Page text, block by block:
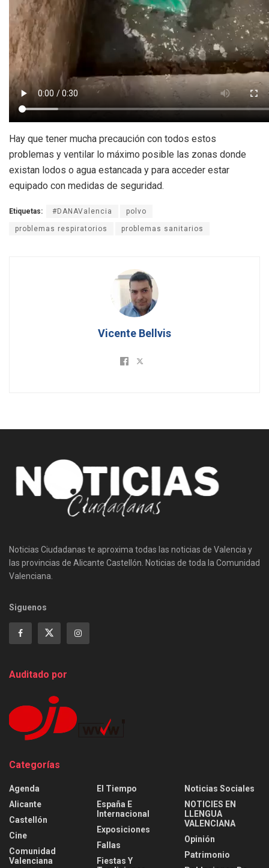
Hay que tener mucha precaución con todos estos
problemas y ventilar lo máximo posible las zonas donde
existan lodos o agua estancada y para acceder estar
equipado con medidas de seguridad.
Etiquetas: #DANAValencia polvo
problemas respiratorios problemas sanitarios
Vicente Bellvis
Noticias Ciudadanas te aproxima todas las noticias de Valencia y
las provincias de Alicante Castellón. Noticias de toda la Comunidad
Valenciana.
Siguenos
Auditado por
Categorías
Agenda
Alicante
Castellón
Cine
Comunidad
Valenciana
El Tiempo
España E
Internacional
Exposiciones
Fallas
Fiestas Y
Noticias Sociales
NOTICIES EN
LLENGUA
VALENCIANA
Opinión
Patrimonio